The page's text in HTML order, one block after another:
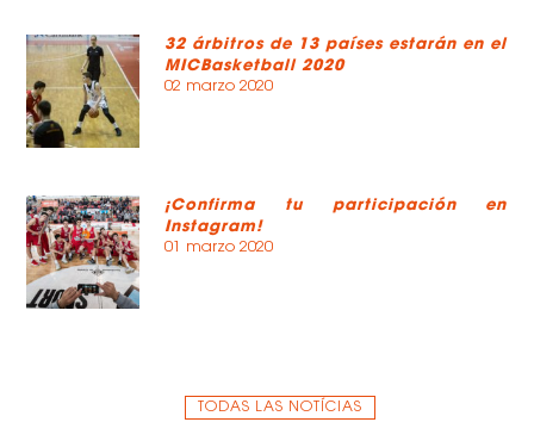
32 árbitros de 13 países estarán en el
MICBasketball 2020
02 marzo 2020
¡Confirma tu participación en
Instagram!
01 marzo 2020
TODAS LAS NOTÍCIAS